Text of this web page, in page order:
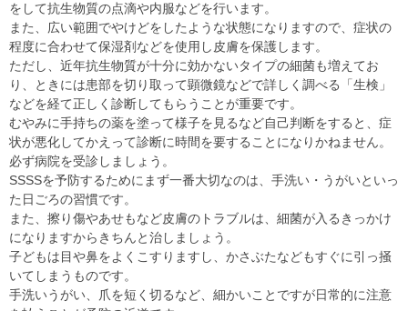
をして抗生物質の点滴や内服などを行います。
また、広い範囲でやけどをしたような状態になりますので、症状の
程度に合わせて保湿剤などを使用し皮膚を保護します。
ただし、近年抗生物質が十分に効かないタイプの細菌も増えてお
り、ときには患部を切り取って顕微鏡などで詳しく調べる「生検」
などを経て正しく診断してもらうことが重要です。
むやみに手持ちの薬を塗って様子を見るなど自己判断をすると、症
状が悪化してかえって診断に時間を要することになりかねません。
必ず病院を受診しましょう。
SSSSを予防するためにまず一番大切なのは、手洗い・うがいといっ
た日ごろの習慣です。
また、擦り傷やあせもなど皮膚のトラブルは、細菌が入るきっかけ
になりますからきちんと治しましょう。
子どもは目や鼻をよくこすりますし、かさぶたなどもすぐに引っ掻
いてしまうものです。
手洗いうがい、爪を短く切るなど、細かいことですが日常的に注意